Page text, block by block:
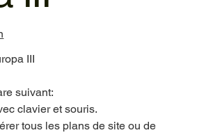
III
suivant:
clavier et souris.
tous les plans de site ou de